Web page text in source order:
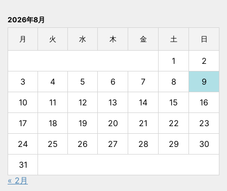
2026年8月
月 火 水 木 金 土 日
1 2
3 4 5 6 7 8 9
10 11 12 13 14 15 16
17 18 19 20 21 22 23
24 25 26 27 28 29 30
31
« 2月